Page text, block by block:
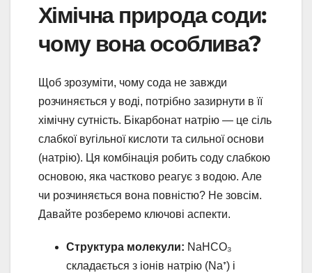
Хімічна природа соди:
чому вона особлива?
Щоб зрозуміти, чому сода не завжди
розчиняється у воді, потрібно зазирнути в її
хімічну сутність. Бікарбонат натрію — це сіль
слабкої вугільної кислоти та сильної основи
(натрію). Ця комбінація робить соду слабкою
основою, яка частково реагує з водою. Але
чи розчиняється вона повністю? Не зовсім.
Давайте розберемо ключові аспекти.
Структура молекули: NaHCO₃
складається з іонів натрію (Na⁺) і